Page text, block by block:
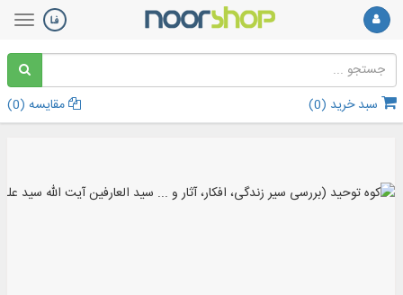
سبد خرید (0
) مقایسه (0
)